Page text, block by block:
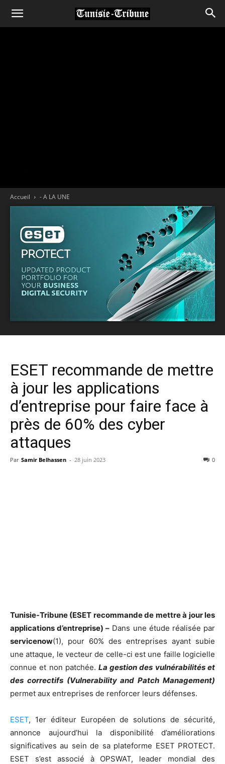
Accueil - A LA UNE
ESET recommande de mettre
à jour les applications
d’entreprise pour faire face à
près de 60% des cyber
attaques
Par Samir Belhassen - 28 juin 2023 0
Tunisie-Tribune (ESET recommande de mettre à jour les
applications d’entreprise) – Dans une étude réalisée par
servicenow(1), pour 60% des entreprises ayant subie
une attaque, le vecteur de celle-ci est une faille logicielle
connue et non patchée. La gestion des vulnérabilités et
des correctifs (Vulnerability and Patch Management)
permet aux entreprises de renforcer leurs défenses.
ESET, 1er éditeur Européen de solutions de sécurité,
annonce aujourd’hui la disponibilité d’améliorations
significatives au sein de sa plateforme ESET PROTECT.
ESET s’est associé à OPSWAT, leader mondial des